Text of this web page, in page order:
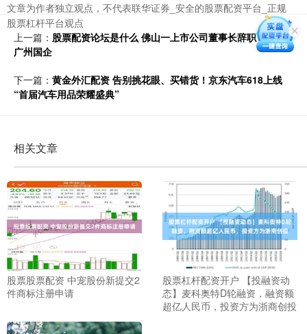
文章为作者独立观点，不代表联华证券_安全的股票配资平台_正规
股票杠杆平台观点
上一篇： 股票配资论坛是什么 佛山一上市公司董事长辞职，履新
广州国企
下一篇： 黄金外汇配资 告别挑花眼、买错货！京东汽车618上线
“首届汽车用品荣耀盛典”
相关文章
股票股票配资 中宠股份新提交2
件商标注册申请
股票杠杆配资开户 【投融资动
态】麦科奥特D轮融资，融资额
超亿人民币，投资方为浙商创投